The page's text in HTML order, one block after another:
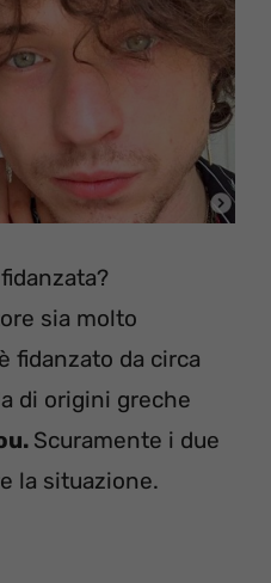
sia molto
fidanzato da circa
di origini greche
Scuramente i due
la situazione.